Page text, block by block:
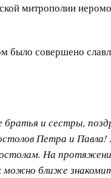
митрополии
было совершено
братья и сестры,
Петра и
На
можно ближе